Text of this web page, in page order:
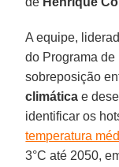
A equipe,
do Programa
sobreposição
climática e
identificar os
temperatura
3°C até 2050,